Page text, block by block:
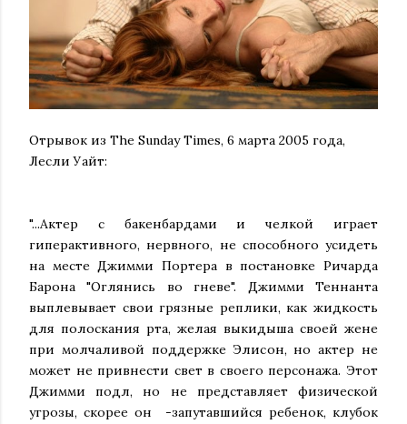
Отрывок из The Sunday Times, 6 марта 2005 года,
Лесли Уайт:
"...Актер с бакенбардами и челкой играет
гиперактивного, нервного, не способного усидеть
на месте Джимми Портера в постановке Ричарда
Барона "Оглянись во гневе". Джимми Теннанта
выплевывает свои грязные реплики, как жидкость
для полоскания рта, желая выкидыша своей жене
при молчаливой поддержке Элисон, но актер не
может не привнести свет в своего персонажа. Этот
Джимми подл, но не представляет физической
угрозы, скорее он -запутавшийся ребенок, клубок